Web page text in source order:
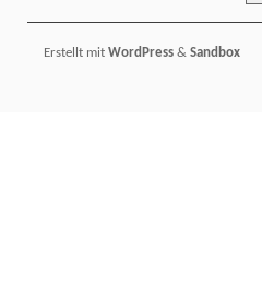
Erstellt mit WordPress & Sandbox